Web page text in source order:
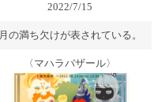
2022/7/15
月の満ち欠けが表されている。
〈マハラバザール〉